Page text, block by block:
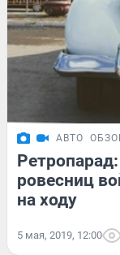
АВТО
ровесниц
на ходу
5 мая, 2019, 12:00